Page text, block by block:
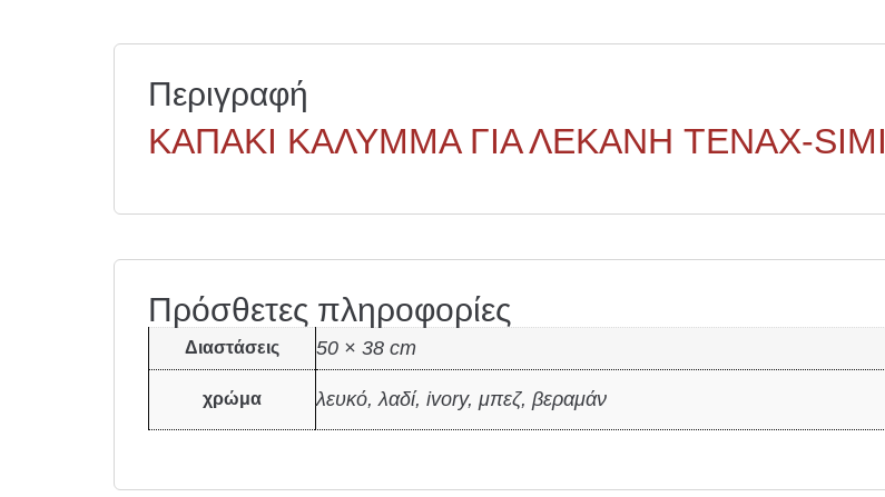
Περιγραφή
ΚΑΠΑΚΙ ΚΑΛΥΜΜΑ ΓΙΑ ΛΕΚΑΝΗ TENAX-SIMI
Πρόσθετες πληροφορίες
Διαστάσεις 50 × 38 cm
χρώμα λευκό, λαδί, ivory, μπεζ, βεραμάν